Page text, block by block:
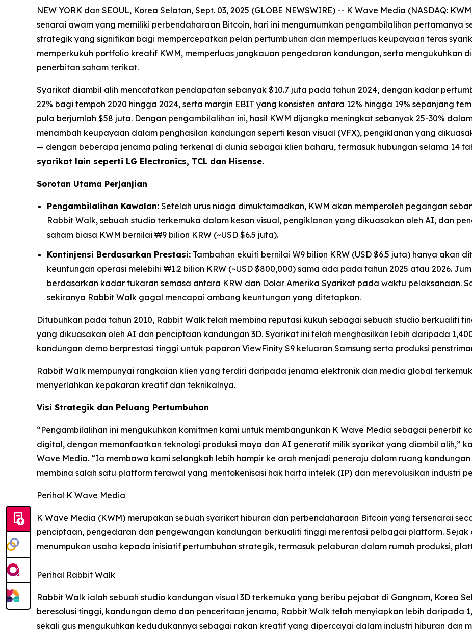
NEW YORK dan SEOUL, Korea Selatan, Sept. 03, 2025 (GLOBE NEWSWIRE) -- K Wave Media (NASDAQ:
senarai awam yang memiliki perbendaharaan Bitcoin, hari ini mengumumkan pengambilalihan pertamanya
strategik yang signifikan bagi mempercepatkan pelan pertumbuhan dan memperluas keupayaan teras
memperkukuh portfolio kreatif KWM, memperluas jangkauan pengedaran kandungan, serta mengukuhkan
penerbitan saham terikat.
Syarikat diambil alih mencatatkan pendapatan sebanyak $10.7 juta pada tahun 2024, dengan kadar
22% bagi tempoh 2020 hingga 2024, serta margin EBIT yang konsisten antara 12% hingga 19% sepanjang
pula berjumlah $58 juta. Dengan pengambilalihan ini, hasil KWM dijangka meningkat sebanyak 25-30%
menambah keupayaan dalam penghasilan kandungan seperti kesan visual (VFX), pengiklanan yang
— dengan beberapa jenama paling terkenal di dunia sebagai klien baharu, termasuk hubungan selama 14
syarikat lain seperti LG Electronics, TCL dan Hisense.
Sorotan Utama Perjanjian
Pengambilalihan Kawalan: Setelah urus niaga dimuktamadkan, KWM akan memperoleh pegangan
Rabbit Walk, sebuah studio terkemuka dalam kesan visual, pengiklanan yang dikuasakan oleh AI, dan
saham biasa KWM bernilai ₩9 bilion KRW (~USD $6.5 juta).
Kontinjensi Berdasarkan Prestasi: Tambahan ekuiti bernilai ₩9 bilion KRW (USD $6.5 juta) hanya akan
keuntungan operasi melebihi ₩1.2 bilion KRW (~USD $800,000) sama ada pada tahun 2025 atau 2026.
berdasarkan kadar tukaran semasa antara KRW dan Dolar Amerika Syarikat pada waktu pelaksanaan.
sekiranya Rabbit Walk gagal mencapai ambang keuntungan yang ditetapkan.
Ditubuhkan pada tahun 2010, Rabbit Walk telah membina reputasi kukuh sebagai sebuah studio berkualiti
yang dikuasakan oleh AI dan penciptaan kandungan 3D. Syarikat ini telah menghasilkan lebih daripada
kandungan demo berprestasi tinggi untuk paparan ViewFinity S9 keluaran Samsung serta produksi
Rabbit Walk mempunyai rangkaian klien yang terdiri daripada jenama elektronik dan media global
menyerlahkan kepakaran kreatif dan teknikalnya.
Visi Strategik dan Peluang Pertumbuhan
“Pengambilalihan ini mengukuhkan komitmen kami untuk membangunkan K Wave Media sebagai penerbit
digital, dengan memanfaatkan teknologi produksi maya dan AI generatif milik syarikat yang diambil alih,”
Wave Media. “Ia membawa kami selangkah lebih hampir ke arah menjadi peneraju dalam ruang
membina salah satu platform terawal yang mentokenisasi hak harta intelek (IP) dan merevolusikan industri
Perihal K Wave Media
K Wave Media (KWM) merupakan sebuah syarikat hiburan dan perbendaharaan Bitcoin yang tersenarai
penciptaan, pengedaran dan pengewangan kandungan berkualiti tinggi merentasi pelbagai platform. Sejak
menumpukan usaha kepada inisiatif pertumbuhan strategik, termasuk pelaburan dalam rumah produksi,
Perihal Rabbit Walk
Rabbit Walk ialah sebuah studio kandungan visual 3D terkemuka yang beribu pejabat di Gangnam, Korea
beresolusi tinggi, kandungan demo dan penceritaan jenama, Rabbit Walk telah menyiapkan lebih daripada
sekali gus mengukuhkan kedudukannya sebagai rakan kreatif yang dipercayai dalam industri hiburan dan